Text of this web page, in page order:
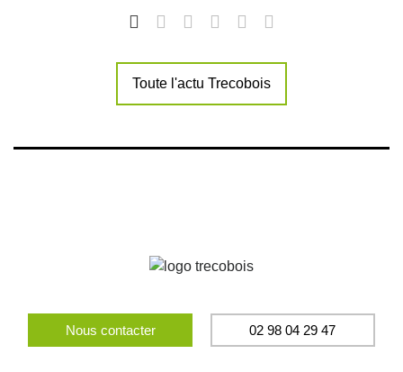
Toute l'actu Trecobois
Nous contacter 02 98 04 29 47